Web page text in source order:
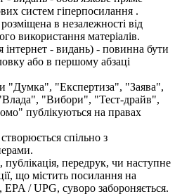
систем гіперпосилання .
в незалежності від
використання матеріалів.
інтернет - видань) - повинна бути
або в першому абзаці
"Думка", "Експертиза", "Заява",
"Вибори", "Тест-драйв",
публікуються на правах
спільно з
публікація, передрук, чи наступне
що містить посилання на
EPA / UPG, суворо забороняється.